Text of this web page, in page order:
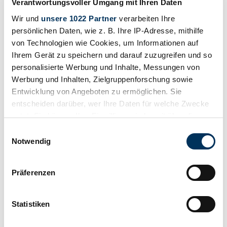
Verantwortungsvoller Umgang mit Ihren Daten
Wir und unsere 1022 Partner verarbeiten Ihre
persönlichen Daten, wie z. B. Ihre IP-Adresse, mithilfe
von Technologien wie Cookies, um Informationen auf
Ihrem Gerät zu speichern und darauf zuzugreifen und so
personalisierte Werbung und Inhalte, Messungen von
Werbung und Inhalten, Zielgruppenforschung sowie
Entwicklung von Angeboten zu ermöglichen. Sie
entscheiden darüber, wer Ihre Daten für welche Zwecke
nutzt. Sie können Ihre Einwilligung jederzeit über die
Trigger Symbol ändern oder widerrufen
Informationen über Ihre geografische Lage
können
Notwendig
Präferenzen
Statistiken